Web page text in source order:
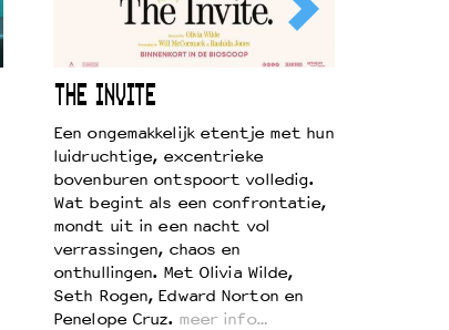
THE INVITE
Een ongemakkelijk etentje met hun
luidruchtige, excentrieke
bovenburen ontspoort volledig.
Wat begint als een confrontatie,
mondt uit in een nacht vol
verrassingen, chaos en
onthullingen. Met Olivia Wilde,
Seth Rogen, Edward Norton en
Penelope Cruz. meer info…